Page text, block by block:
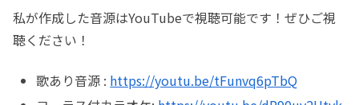
私が作成した音源はYouTubeで視聴可能です！ぜひご視
聴ください！
歌あり音源 : https://youtu.be/tFunvq6pTbQ